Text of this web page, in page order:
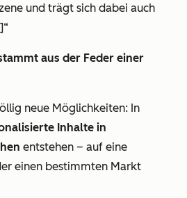
und trägt sich dabei auch
aus der Feder einer
neue Möglichkeiten: In
Inhalte in
entstehen – auf eine
einen bestimmten Markt